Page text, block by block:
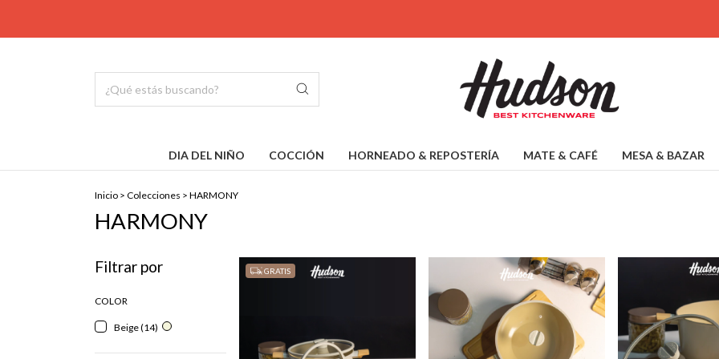
DIA DEL NIÑO COCCIÓN HORNEADO & REPOSTERÍA MATE & CAFÉ MESA & BAZAR
Inicio > Colecciones > HARMONY
HARMONY
Filtrar por
COLOR
Beige (14)
GRATIS